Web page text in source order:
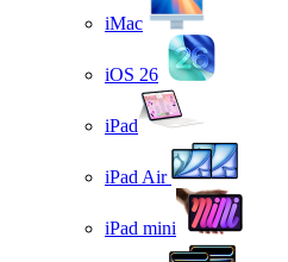
iMac
iOS 26
iPad
iPad Air
iPad mini